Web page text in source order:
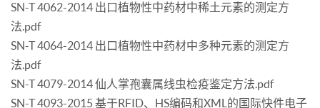
SN-T 4062-2014 出口植物性中药材中稀土元素的测定方
法.pdf
SN-T 4064-2014 出口植物性中药材中多种元素的测定方
法.pdf
SN-T 4079-2014 仙人掌孢囊属线虫检疫鉴定方法.pdf
SN-T 4093-2015 基于RFID、HS编码和XML的国际快件电子